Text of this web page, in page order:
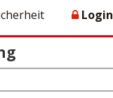
Login